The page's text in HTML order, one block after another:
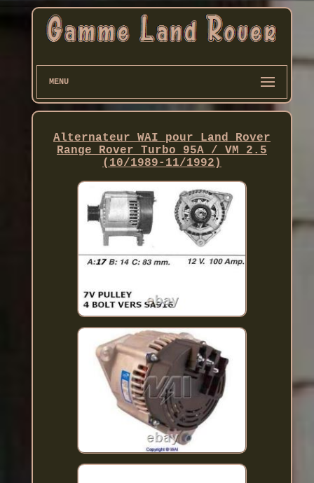
MENU
Alternateur WAI pour Land Rover
Range Rover Turbo 95A / VM 2.5
(10/1989-11/1992)